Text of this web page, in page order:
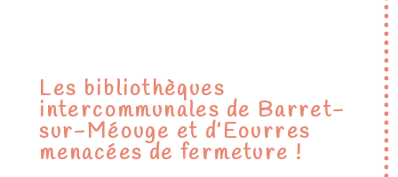
Les bibliothèques
intercommunales de Barret-
sur-Méouge et d’Eourres
menacées de fermeture !